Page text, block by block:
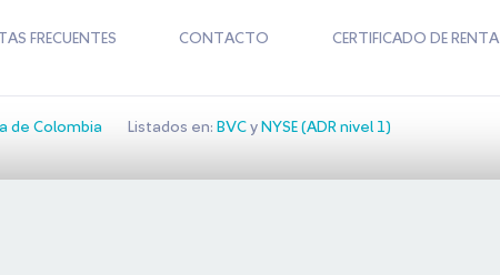
FRECUENTES CONTACTO CERTIFICADO DE RENTA
de Colombia Listados en: BVCy NYSE (ADR nivel 1)